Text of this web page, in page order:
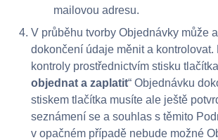
mailovou adresu.
V průběhu tvorby Objednávky může
dokončení údaje měnit a kontrolovat.
kontroly prostřednictvím stisku tlačítka
objednat a zaplatit“ Objednávku
stiskem tlačítka musíte ale ještě
seznámení se a souhlas s těmito
v opačném případě nebude možné